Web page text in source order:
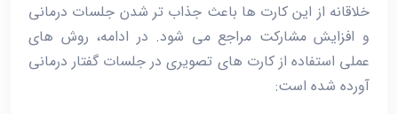
خلاقانه از این کارت‌ ها باعث جذاب ‌تر شدن جلسات درمانی
و افزایش مشارکت مراجع می‌ شود. در ادامه، روش ‌های
عملی استفاده از کارت ‌های تصویری در جلسات گفتار درمانی
آورده شده است: